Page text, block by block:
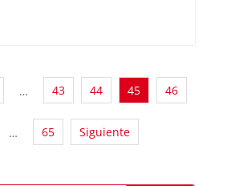
… 43 44 45 46
… 65 Siguiente